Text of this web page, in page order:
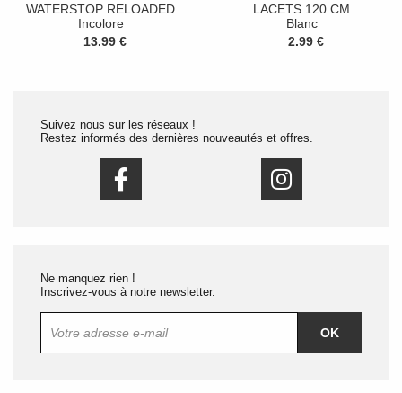
WATERSTOP RELOADED
Incolore
13.99 €
LACETS 120 CM
Blanc
2.99 €
Suivez nous sur les réseaux !
Restez informés des dernières nouveautés et offres.
Ne manquez rien !
Inscrivez-vous à notre newsletter.
OK